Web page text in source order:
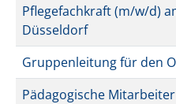
Pflegefachkraft (m/w/d)
Düsseldorf
Gruppenleitung für den
Pädagogische